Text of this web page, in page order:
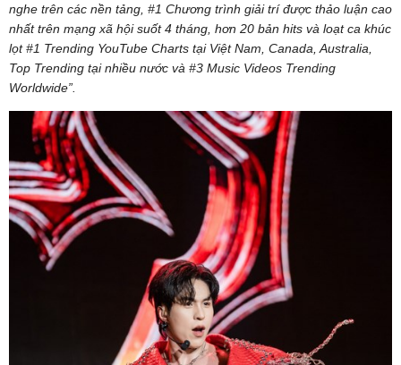
nghe trên các nền tảng, #1 Chương trình giải trí được thảo luận cao
nhất trên mạng xã hội suốt 4 tháng, hơn 20 bản hits và loạt ca khúc
lọt #1 Trending YouTube Charts tại Việt Nam, Canada, Australia,
Top Trending tại nhiều nước và #3 Music Videos Trending
Worldwide”.